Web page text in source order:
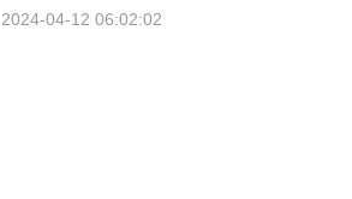
2024-04-12 06:02:02